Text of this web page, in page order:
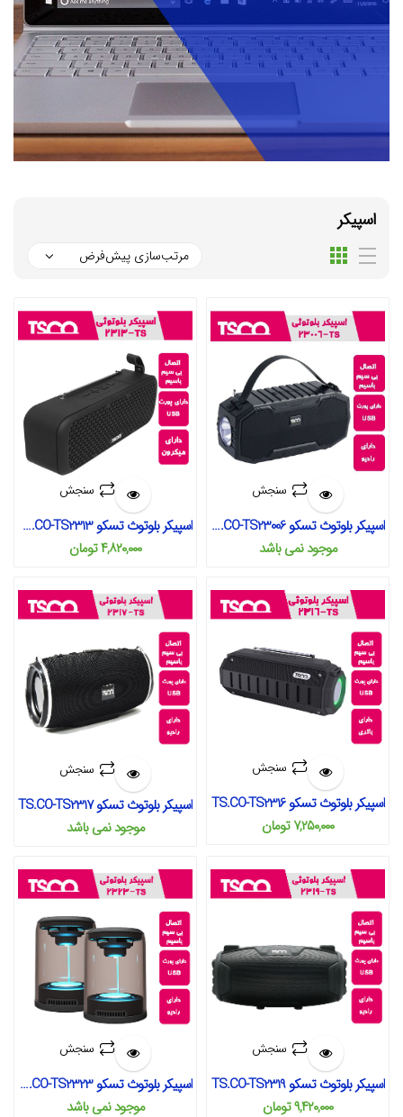
اسپیکر
سنجش
اسپیکر بلوتوث تسکو TS.CO-TS23006
موجود نمی‌ باشد
سنجش
اسپیکر بلوتوث تسکو TS.CO-TS2313
۴,۸۲۰,۰۰۰تومان
سنجش
اسپیکر بلوتوث تسکو TS.CO-TS2316
۷,۲۵۰,۰۰۰ تومان
سنجش
اسپیکر بلوتوث تسکو TS.CO-TS2317
موجود نمی‌ باشد
سنجش
اسپیکر بلوتوث تسکو TS.CO-TS2319
۹,۴۲۰,۰۰۰تومان
سنجش
اسپیکر بلوتوث تسکو TS.CO-TS2323
موجود نمی‌ باشد